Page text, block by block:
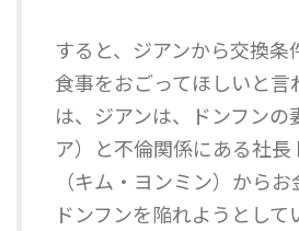
すると、ジアンから交換条
食事をおごってほしいと言
は、ジアンは、ドンフンの
ア）と不倫関係にある社長
（キム・ヨンミン）からお
ドンフンを陥れようとして